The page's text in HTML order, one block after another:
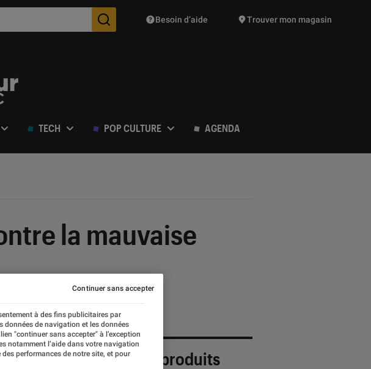
Des suggestions de produits vont vous être proposées
Besoin d’aide Trouver mon magasin
TECH POP CULTURE AGENDA
la mauvaise
Sélection de produits
à des fins publicitaires par
données de navigation et les données
"continuer sans accepter" à l’exception
notamment l’aide dans votre navigation
performances de notre site, et pour
Continuer sans accepter